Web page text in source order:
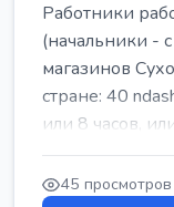
Работники
(начальники -
магазинов
стране: 40
или 8 часов,
45 просмотров